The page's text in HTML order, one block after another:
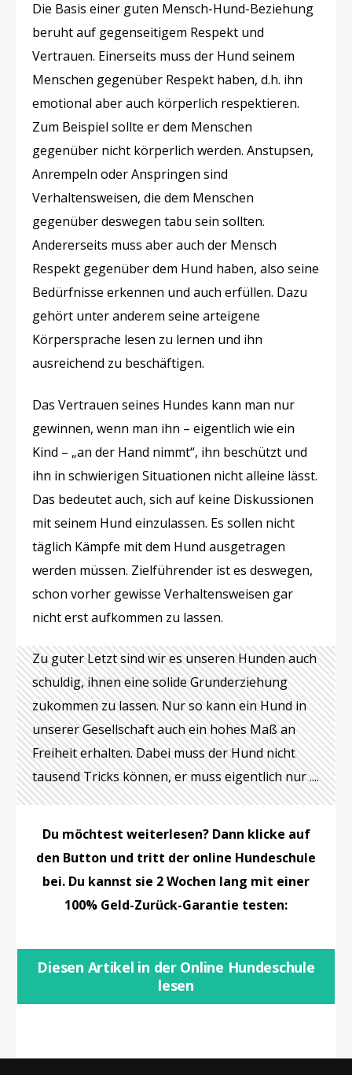
Die Basis einer guten Mensch-Hund-Beziehung
beruht auf gegenseitigem Respekt und
Vertrauen. Einerseits muss der Hund seinem
Menschen gegenüber Respekt haben, d.h. ihn
emotional aber auch körperlich respektieren.
Zum Beispiel sollte er dem Menschen
gegenüber nicht körperlich werden. Anstupsen,
Anrempeln oder Anspringen sind
Verhaltensweisen, die dem Menschen
gegenüber deswegen tabu sein sollten.
Andererseits muss aber auch der Mensch
Respekt gegenüber dem Hund haben, also seine
Bedürfnisse erkennen und auch erfüllen. Dazu
gehört unter anderem seine arteigene
Körpersprache lesen zu lernen und ihn
ausreichend zu beschäftigen.
Das Vertrauen seines Hundes kann man nur
gewinnen, wenn man ihn – eigentlich wie ein
Kind – „an der Hand nimmt“, ihn beschützt und
ihn in schwierigen Situationen nicht alleine lässt.
Das bedeutet auch, sich auf keine Diskussionen
mit seinem Hund einzulassen. Es sollen nicht
täglich Kämpfe mit dem Hund ausgetragen
werden müssen. Zielführender ist es deswegen,
schon vorher gewisse Verhaltensweisen gar
nicht erst aufkommen zu lassen.
Zu guter Letzt sind wir es unseren Hunden auch
schuldig, ihnen eine solide Grunderziehung
zukommen zu lassen. Nur so kann ein Hund in
unserer Gesellschaft auch ein hohes Maß an
Freiheit erhalten. Dabei muss der Hund nicht
tausend Tricks können, er muss eigentlich nur ....
Du möchtest weiterlesen? Dann klicke auf
den Button und tritt der online Hundeschule
bei. Du kannst sie 2 Wochen lang mit einer
100% Geld-Zurück-Garantie testen:
Diesen Artikel in der Online Hundeschule
lesen